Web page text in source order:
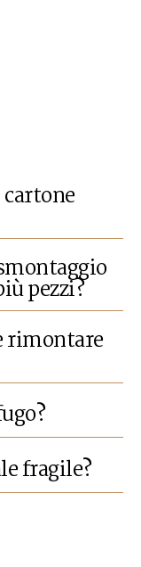
pezzi?
rimontare
fragile?